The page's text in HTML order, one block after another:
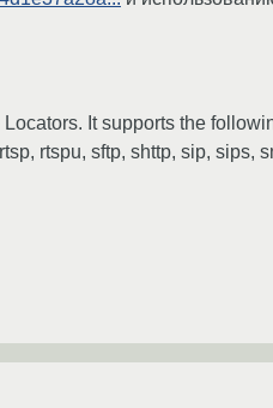
It supports the
rtspu, sftp, shttp, sip, sips,